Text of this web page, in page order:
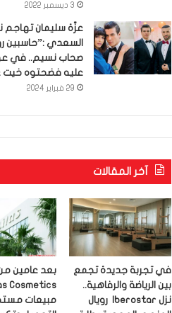
3 ديسمبر 2022
عزّة سليمان تهاجم
السعدي :”حاسبين
صحاب نسيم.. في
عليه فضحتوه خيت
29 فبراير 2024
آخر المقالات
في تجربة جديدة تجمع
بين الرياضة والرفاهية..
نزل Iberostar رويال
بعد عامين
مبيعات